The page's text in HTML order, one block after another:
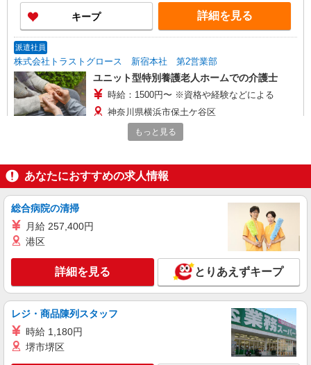
キープ 詳細を見る
派遣社員
株式会社トラストグロース 新宿本社 第2営業部
ユニット型特別養護老人ホームでの介護士
時給：1500円〜 ※資格や経験などによる
神奈川県横浜市保土ケ谷区
職業紹介
株式会社kotrio /●YK-S-2096957
住宅型有料老人ホームSTAFF＊無理なく、長
【正社員】月給240,000〜400,000円 ・基本
給：200,000円〜220,000円 ・資格手当：10,000〜
30,000円 ・役職手当：10,000〜70,000円 ・処遇改
善手当：20,000〜60,000円（勤続年数、保有資格
により変動） ・固定残業手当：20,000円（10時
間） ※固定残業時間を超過する場合には超過勤務
手当として別途支給 ・夜勤手当：10,000円/1回
歓迎 ・認知症介護基礎研修 ・初任者研修 ・実務
神奈川県横浜市保土ヶ谷区
詳細を見る
職業紹介
株式会社kotrio /●YK-S-2096896
正社員で採用します。最短2週間で内定でま
もっと見る
あなたにおすすめの求人情報
総合病院の清掃
月給 257,400円
港区
詳細を見る とりあえずキープ
レジ・商品陳列スタッフ
時給 1,180円
堺市堺区